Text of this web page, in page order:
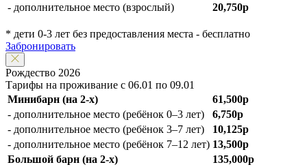
- дополнительное место (взрослый)
20,750р
* дети 0-3 лет без предоставления места - бесплатно
Забронировать
Рождество 2026
Тарифы на проживание с 06.01 по 09.01
Минибарн (на 2-х)
61,500р
- дополнительное место (ребёнок 0–3 лет)
6,750р
- дополнительное место (ребёнок 3–7 лет)
10,125р
- дополнительное место (ребёнок 7–12 лет) 13,500р
Большой барн (на 2-х)
135,000р